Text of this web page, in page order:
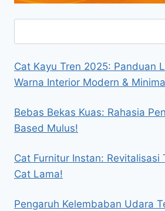
Cat Kayu Tren 2025: Panduan
Warna Interior Modern &
Bebas Bekas Kuas: Rahasia
Based Mulus!
Cat Furnitur Instan: Revitalisasi
Cat Lama!
Pengaruh Kelembaban Udara